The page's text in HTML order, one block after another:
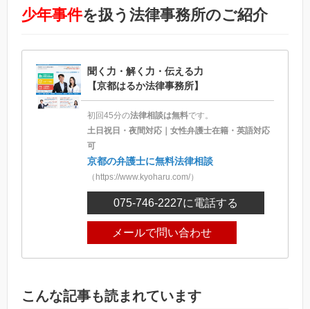
少年事件を扱う法律事務所のご紹介
聞く力・解く力・伝える力
【京都はるか法律事務所】
初回45分の法律相談は無料です。
土日祝日・夜間対応｜女性弁護士在籍・英語対応
可
京都の弁護士に無料法律相談
（https://www.kyoharu.com/）
075-746-2227に電話する
メールで問い合わせ
こんな記事も読まれています